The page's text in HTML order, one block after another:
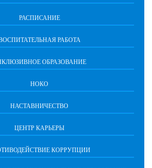
РАСПИСАНИЕ
РАБОТА
ОБРАЗОВАНИЕ
НОКО
НАСТАВНИЧЕСТВО
ЦЕНТР КАРЬЕРЫ
КОРРУПЦИИ